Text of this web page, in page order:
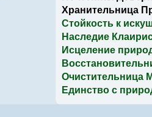
Хранительница
Стойкость к
Наследие
Исцеление
Очистительница
Единство с